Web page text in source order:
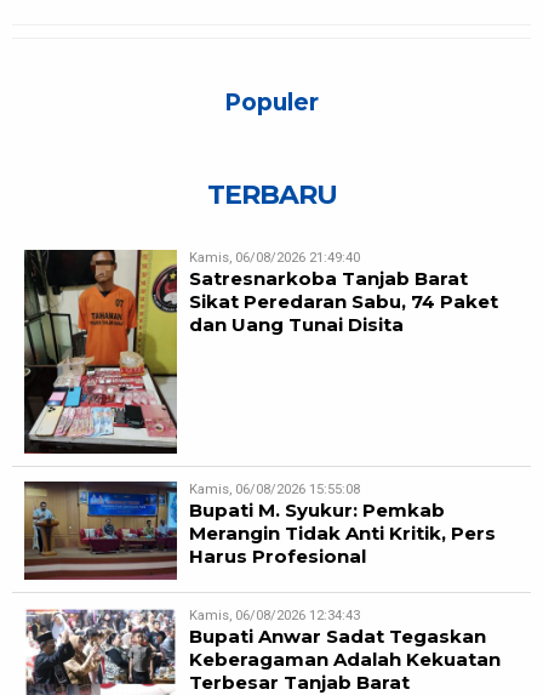
Populer
TERBARU
Kamis, 06/08/2026 21:49:40
Satresnarkoba Tanjab Barat
Sikat Peredaran Sabu, 74 Paket
dan Uang Tunai Disita
Kamis, 06/08/2026 15:55:08
Bupati M. Syukur: Pemkab
Merangin Tidak Anti Kritik, Pers
Harus Profesional
Kamis, 06/08/2026 12:34:43
Bupati Anwar Sadat Tegaskan
Keberagaman Adalah Kekuatan
Terbesar Tanjab Barat